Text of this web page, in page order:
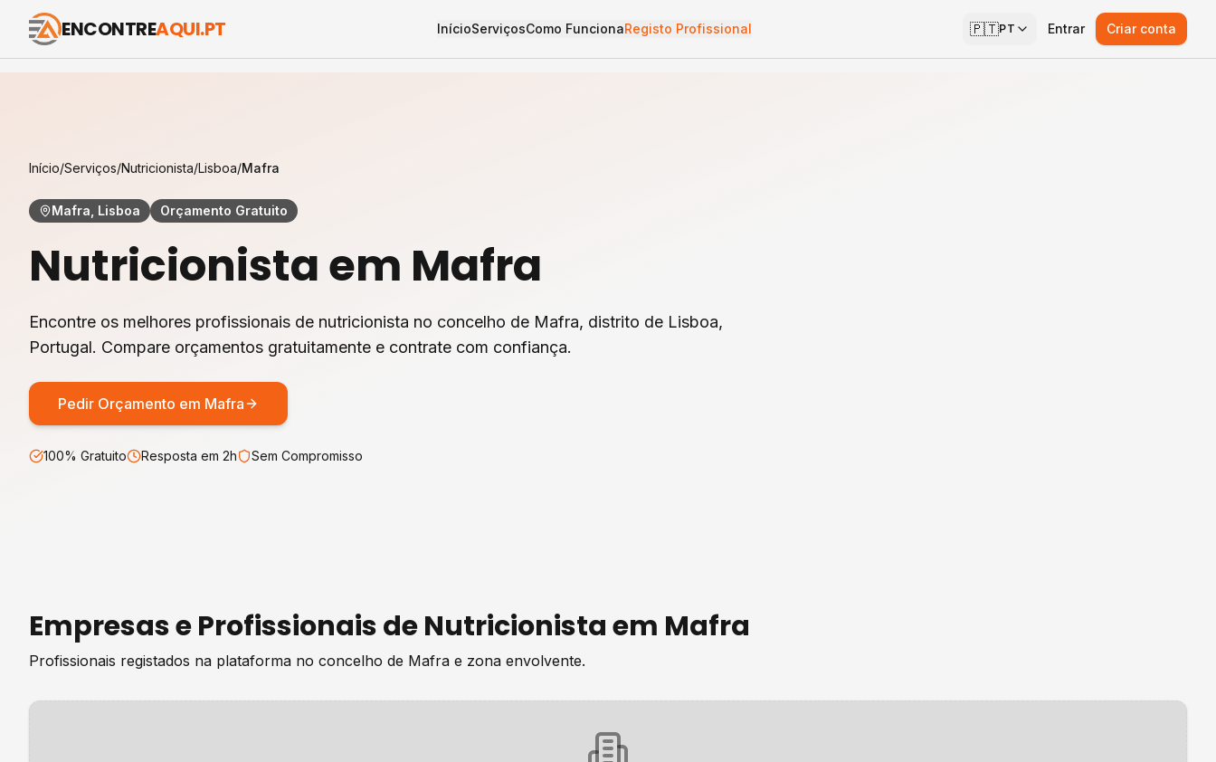
ENCONTREAQUI.PT InícioServiçosComo FuncionaRegisto Profissional 🇵🇹PT Entrar Criar conta
Início/Serviços/Nutricionista/Lisboa/Mafra
Mafra, Lisboa Orçamento Gratuito
Nutricionistaem Mafra
Encontre os melhores profissionais de nutricionista no concelho de Mafra, distrito de Lisboa,
Portugal. Compare orçamentos gratuitamente e contrate com confiança.
Pedir Orçamento em Mafra
100% Gratuito Resposta em 2h Sem Compromisso
Empresas e Profissionais deNutricionistaem Mafra
Profissionais registados na plataforma no concelho de Mafra e zona envolvente.